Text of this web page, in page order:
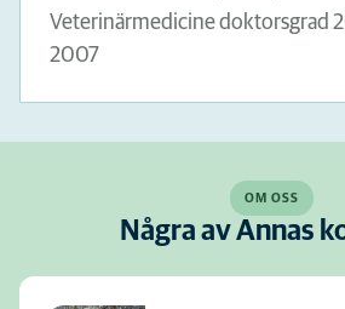
Veterinärmedicine doktorsgrad
2007
OM OSS
Några av Annas